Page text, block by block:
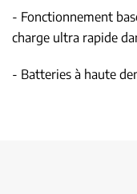
- Fonctionnement
charge ultra rapide
- Batteries à haute